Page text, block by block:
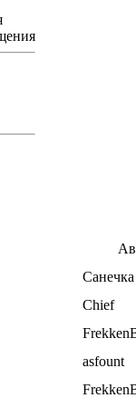
Санечка
Chief
asfount